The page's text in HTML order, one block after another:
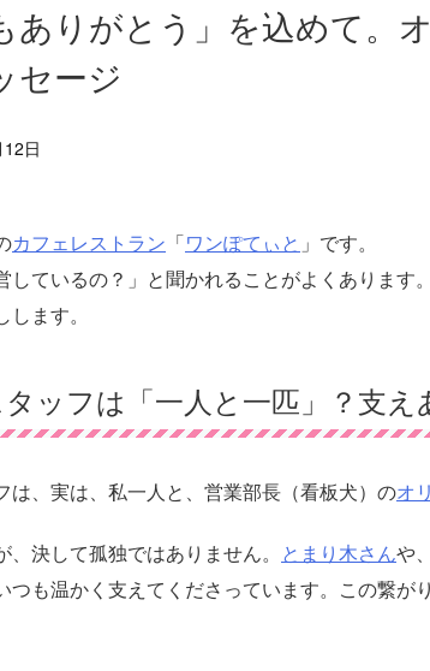
ありがとう」を込めて。
セージ
日
カフェレストラン 「ワンぽてぃと 」です。
しているの？」と聞かれることがよくあります
ます。
タッフは「一人と一匹」？支え
は、実は、私一人と、営業部長（看板犬）のオ
決して孤独ではありません。 とまり木さんや
つも温かく支えてくださっています。この繋が